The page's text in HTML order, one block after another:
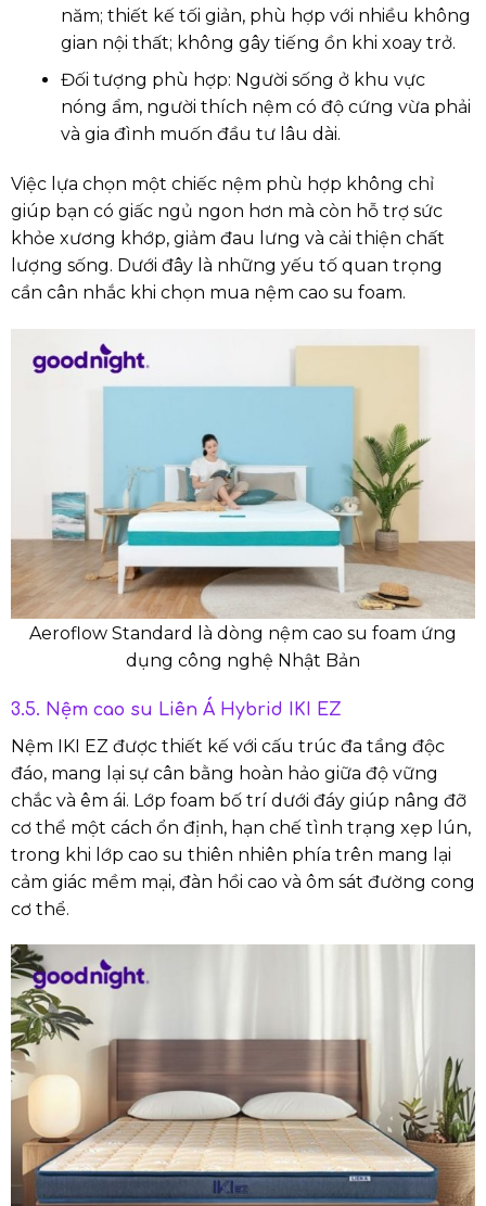
năm; thiết kế tối giản, phù hợp với nhiều không
gian nội thất; không gây tiếng ồn khi xoay trở.
Đối tượng phù hợp: Người sống ở khu vực
nóng ẩm, người thích nệm có độ cứng vừa phải
và gia đình muốn đầu tư lâu dài.
Việc lựa chọn một chiếc nệm phù hợp không chỉ
giúp bạn có giấc ngủ ngon hơn mà còn hỗ trợ sức
khỏe xương khớp, giảm đau lưng và cải thiện chất
lượng sống. Dưới đây là những yếu tố quan trọng
cần cân nhắc khi chọn mua nệm cao su foam.
Aeroflow Standard là dòng nệm cao su foam ứng
dụng công nghệ Nhật Bản
3.5. Nệm cao su Liên Á Hybrid IKI EZ
Nệm IKI EZ được thiết kế với cấu trúc đa tầng độc
đáo, mang lại sự cân bằng hoàn hảo giữa độ vững
chắc và êm ái. Lớp foam bố trí dưới đáy giúp nâng đỡ
cơ thể một cách ổn định, hạn chế tình trạng xẹp lún,
trong khi lớp cao su thiên nhiên phía trên mang lại
cảm giác mềm mại, đàn hồi cao và ôm sát đường cong
cơ thể.